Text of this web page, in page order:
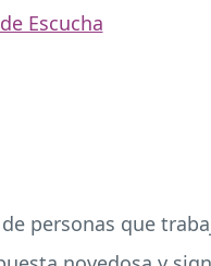
Escucha
personas que